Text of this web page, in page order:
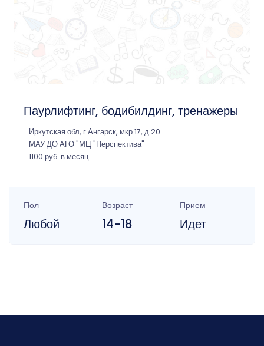
Паурлифтинг, бодибилдинг, тренажеры
Иркутская обл, г Ангарск, мкр 17, д 20
МАУ ДО АГО "МЦ "Перспектива"
1100 руб. в месяц
Пол
Любой
Возраст
14-18
Прием
Идет